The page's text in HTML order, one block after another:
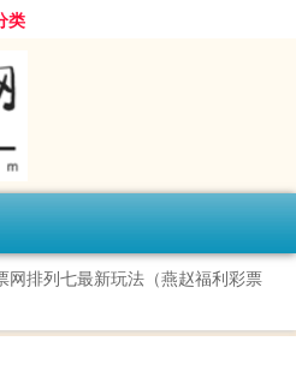
类
网排列七最新玩法（燕赵福利彩票